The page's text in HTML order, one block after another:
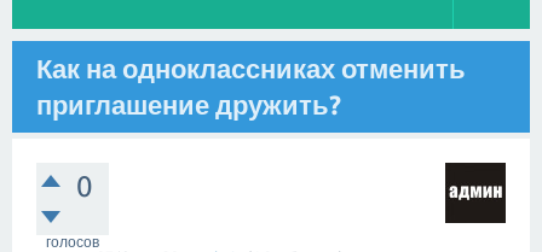
Как на одноклассниках отменить
приглашение дружить?
0
голосов